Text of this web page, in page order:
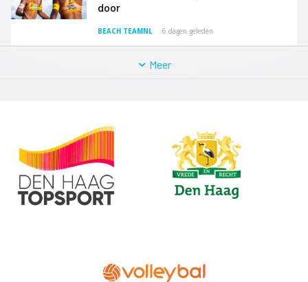
door
BEACH TEAMNL 6 dagen geleden
Meer